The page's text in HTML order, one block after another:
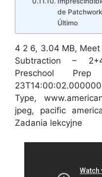
de
Último
4 2 6, 3.04 MB,
Subtraction –
Preschool Prep
Type,
jpeg, pacific
Zadania lekcyjne